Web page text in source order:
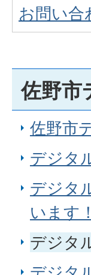
お問い合
佐野市
佐野市
デジタ
デジタ
います！
デジタ